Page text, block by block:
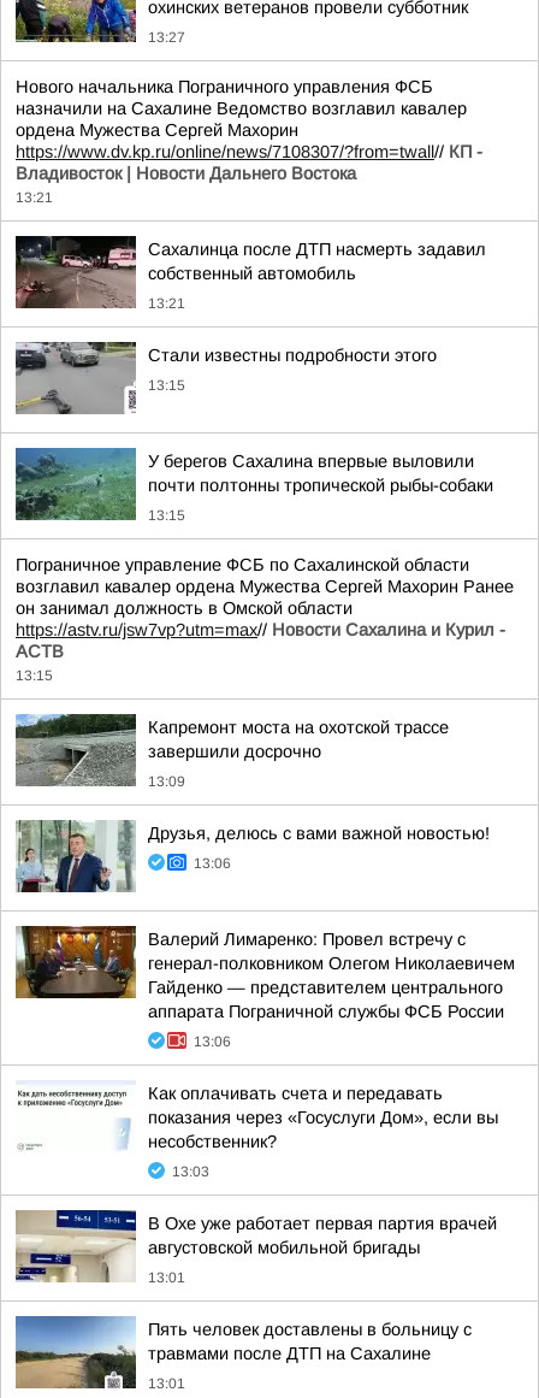
охинских ветеранов провели субботник
13:27
Нового начальника Пограничного управления ФСБ
назначили на Сахалине Ведомство возглавил кавалер
ордена Мужества Сергей Махорин
https://www.dv.kp.ru/online/news/7108307/?from=twall// КП -
Владивосток | Новости Дальнего Востока
13:21
Сахалинца после ДТП насмерть задавил
собственный автомобиль
13:21
Стали известны подробности этого
13:15
У берегов Сахалина впервые выловили
почти полтонны тропической рыбы-собаки
13:15
Пограничное управление ФСБ по Сахалинской области
возглавил кавалер ордена Мужества Сергей Махорин Ранее
он занимал должность в Омской области
https://astv.ru/jsw7vp?utm=max// Новости Сахалина и Курил -
АСТВ
13:15
Капремонт моста на охотской трассе
завершили досрочно
13:09
Друзья, делюсь с вами важной новостью!
13:06
Валерий Лимаренко: Провел встречу с
генерал-полковником Олегом Николаевичем
Гайденко — представителем центрального
аппарата Пограничной службы ФСБ России
13:06
Как оплачивать счета и передавать
показания через «Госуслуги Дом», если вы
несобственник?
13:03
В Охе уже работает первая партия врачей
августовской мобильной бригады
13:01
Пять человек доставлены в больницу с
травмами после ДТП на Сахалине
13:01